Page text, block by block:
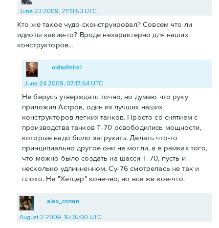
June 23 2009, 21:13:53 UTC
Кто же такое чудо сконструировал? Совсем что ли
идиоты какие-то? Вроде нехарактерно для наших
конструкторов...
oldadmiral
June 24 2009, 07:17:54 UTC
Не берусь утверждать точно, но думаю что руку
приложил Астров, один из лучших наших
конструкторов легких танков. Просто со снятием с
производства танков Т-70 освободились мощности,
которые надо было загрузить. Делать что-то
принципиально другое они не могли, а в рамках того,
что можно было создать на шасси Т-70, пусть и
несколько удлинненном, Су-76 смотрелась не так и
плохо. Не "Хетцер" конечно, но все же кое-что.
alex_conan
August 2 2009, 15:35:00 UTC